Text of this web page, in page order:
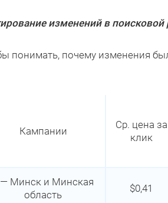
изменений в поисковой
понимать, почему изменения
Кампании
Ср. цена за
клик
Минск и Минская
область
$0,41